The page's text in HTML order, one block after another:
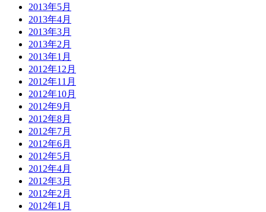
2013年5月
2013年4月
2013年3月
2013年2月
2013年1月
2012年12月
2012年11月
2012年10月
2012年9月
2012年8月
2012年7月
2012年6月
2012年5月
2012年4月
2012年3月
2012年2月
2012年1月